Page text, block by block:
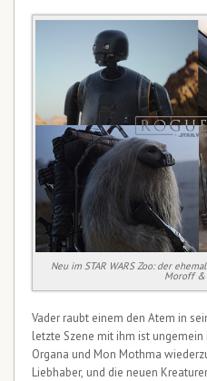
Neu im STAR WARS Zoo: der
Moroff &
Vader raubt einem den Atem in
letzte Szene mit ihm ist
Organa und Mon Mothma
Liebhaber, und die neuen